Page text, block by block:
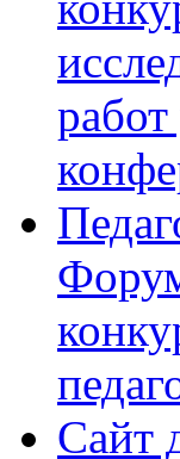
Сайт